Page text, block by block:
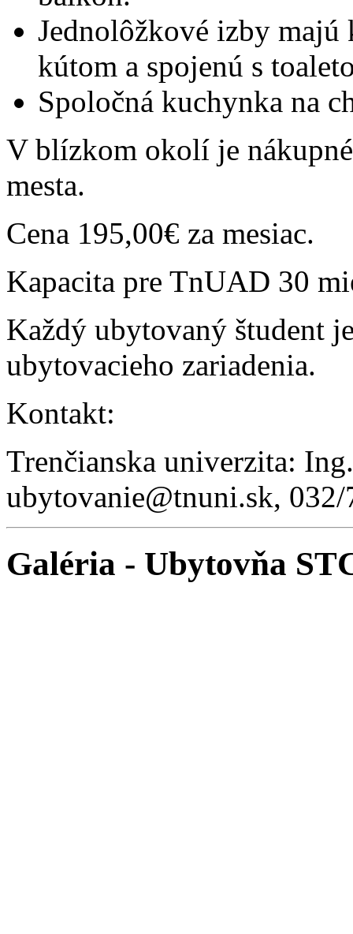
Jednolôžkové izby majú
kútom a spojenú s
Spoločná kuchynka na
V blízkom okolí je
mesta.
Cena 195,00€ za mesiac.
Kapacita pre TnUAD 30
Každý ubytovaný študent
ubytovacieho zariadenia.
Kontakt:
Trenčianska univerzita:
ubytovanie@tnuni.sk, 032/
Galéria - Ubytovňa